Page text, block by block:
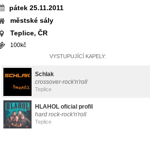
pátek 25.11.2011
městské sály
Teplice, ČR
100kč
VYSTUPUJÍCÍ KAPELY:
Schlak
crossover-rock'n'roll
Teplice
HLAHOL oficial profil
hard rock-rock'n'roll
Teplice